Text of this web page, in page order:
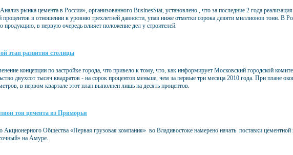
рынка цемента в России», организованного BusinesStat, установлено , что за последние 2 года
процентов в отношении к уровню трехлетней давности, упав ниже отметки сорока девяти миллионов тонн. В
в первую очередь влияет положение дел у строителей.
этап развития столицы
концепции по застройке города, что привело к тому, что, как информирует Московский городской
двухсот тысяч квадратов - на сорок процентов меньше, чем за первые три месяца 2010 года. При плане
в первом квартале этот план выполнен лишь на десять процентов.
тон цемента из Приморья
Акционерного Общества «Первая грузовая компания» во Владивостоке намерено начать поставки
на Амуре.